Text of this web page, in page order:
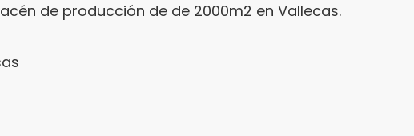
de producción de de 2000m2 en Vallecas.